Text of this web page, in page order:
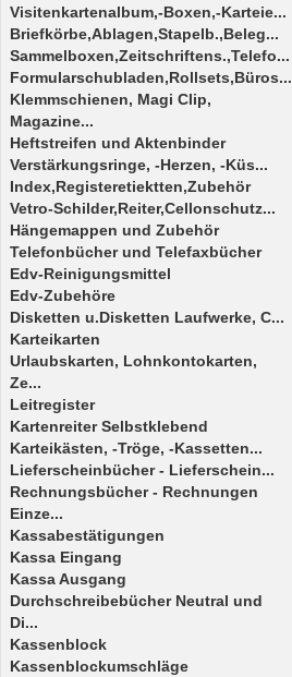
Visitenkartenalbum,-Boxen,-Karteie...
Briefkörbe,Ablagen,Stapelb.,Beleg...
Sammelboxen,Zeitschriftens.,Telefo...
Formularschubladen,Rollsets,Büros...
Klemmschienen, Magi Clip,
Magazine...
Heftstreifen und Aktenbinder
Verstärkungsringe, -Herzen, -Küs...
Index,Registeretiektten,Zubehör
Vetro-Schilder,Reiter,Cellonschutz...
Hängemappen und Zubehör
Telefonbücher und Telefaxbücher
Edv-Reinigungsmittel
Edv-Zubehöre
Disketten u.Disketten Laufwerke, C...
Karteikarten
Urlaubskarten, Lohnkontokarten,
Ze...
Leitregister
Kartenreiter Selbstklebend
Karteikästen, -Tröge, -Kassetten...
Lieferscheinbücher - Lieferschein...
Rechnungsbücher - Rechnungen
Einze...
Kassabestätigungen
Kassa Eingang
Kassa Ausgang
Durchschreibebücher Neutral und
Di...
Kassenblock
Kassenblockumschläge